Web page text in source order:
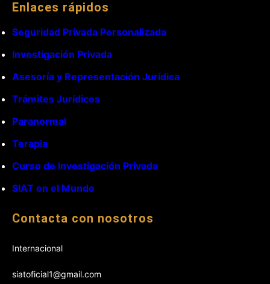
Enlaces rápidos
Seguridad Privada Personalizada
Investigación Privada
Asesoría y Representación Jurídica
Trámites Jurídicos
Paranormal
Terapia
Curso de Investigación Privada
SIAT en el Mundo
Contacta con nosotros
Internacional
siatoficial1@gmail.com